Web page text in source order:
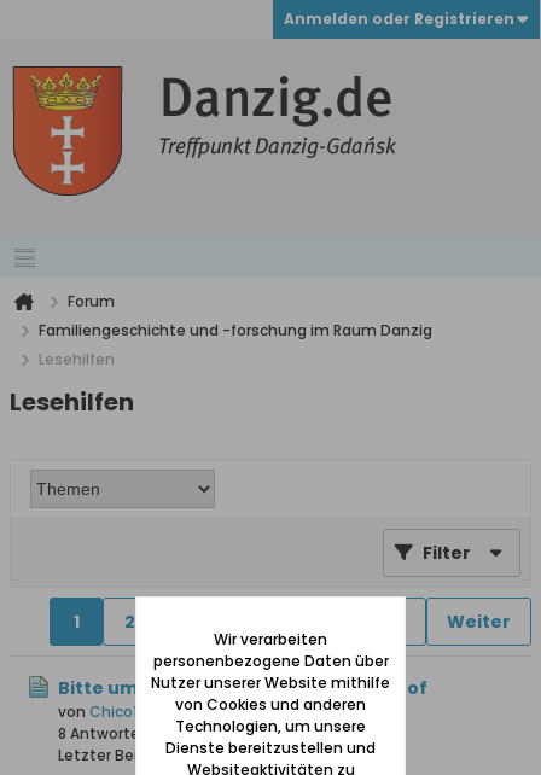
Anmelden oder Registrieren
Forum
Familiengeschichte und -forschung im Raum Danzig
Lesehilfen
Lesehilfen
Filter
1 2 Weiter
Bitte um Lesehilfe - Grußkarte Stutthof
von Chico123
8 Antworten
141 Hits0 Likes
Letzter BeitragGestern, 00:01
Wir verarbeiten
personenbezogene Daten über
Nutzer unserer Website mithilfe
von Cookies und anderen
Technologien, um unsere
Dienste bereitzustellen und
Websiteaktivitäten zu